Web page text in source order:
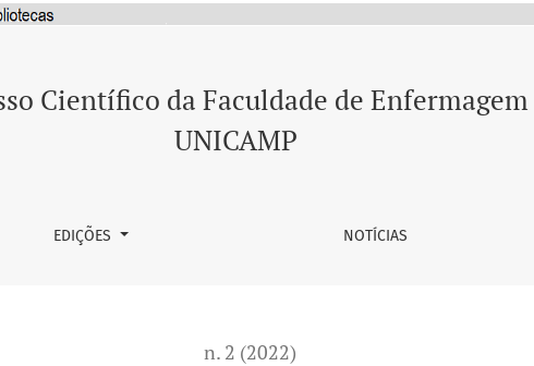
ambulatorial no cuidado à gestante de risco e alto risco
Científico da Faculdade de Enfermagem
UNICAMP
EDIÇÕES NOTÍCIAS
n. 2 (2022)